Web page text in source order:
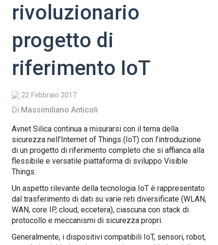
rivoluzionario
progetto di
riferimento IoT
22 Febbraio 2017
Di Massimiliano Anticoli
Avnet Silica continua a misurarsi con il tema della
sicurezza nell’Internet of Things (IoT) con l’introduzione
di un progetto di riferimento completo che si affianca alla
flessibile e versatile piattaforma di sviluppo Visible
Things.
Un aspetto rilevante della tecnologia IoT è rappresentato
dal trasferimento di dati su varie reti diversificate (WLAN,
WAN, core IP, cloud, eccetera), ciascuna con stack di
protocollo e meccanismi di sicurezza propri.
Generalmente, i dispositivi compatibili IoT, sensori, robot,